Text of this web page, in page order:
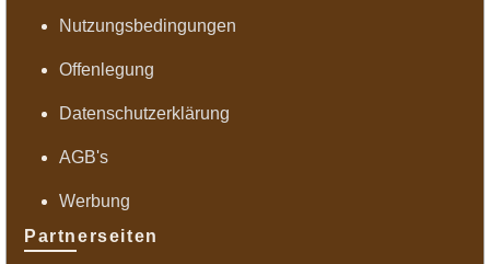
Nutzungsbedingungen
Offenlegung
Datenschutzerklärung
AGB's
Werbung
Partnerseiten